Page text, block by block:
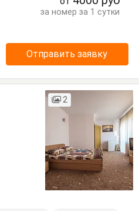
за номер за 1 сутки
Отправить заявку
2